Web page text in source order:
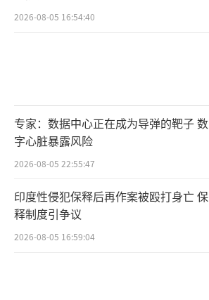
2026-08-05 16:54:40
专家：数据中心正在成为导弹的靶子 数
字心脏暴露风险
2026-08-05 22:55:47
印度性侵犯保释后再作案被殴打身亡 保
释制度引争议
2026-08-05 16:59:04